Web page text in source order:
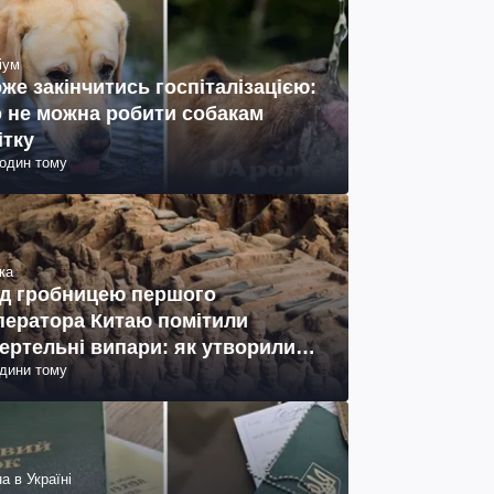
закінчитись госпіталізацією:
можна робити собакам
тому
гробницею першого
Китаю помітили
випари: як утворились
тому
в Україні